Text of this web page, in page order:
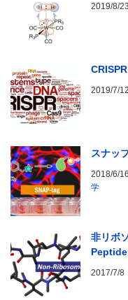
2019/8/23
2019/7/12
スナッ
2018/6/16
学
非リボ
Peptide
2017/7/8